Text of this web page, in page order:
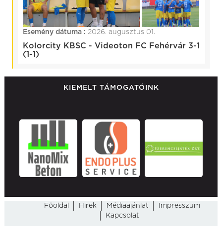
Esemény dátuma : 2026. augusztus 01.
Kolorcity KBSC - Videoton FC Fehérvár 3-1
(1-1)
KIEMELT TÁMOGATÓINK
Főoldal Hirek Médiaajánlat
Impresszum
Kapcsolat